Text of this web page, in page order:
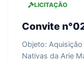
LICITAÇÃO
Convite
Objeto:
Nativas da Arie